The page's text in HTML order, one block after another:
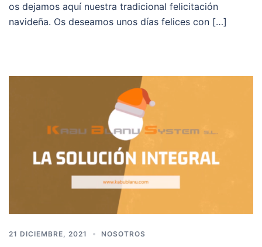
os dejamos aquí nuestra tradicional felicitación
navideña. Os deseamos unos días felices con […]
21 DICIEMBRE, 2021 NOSOTROS